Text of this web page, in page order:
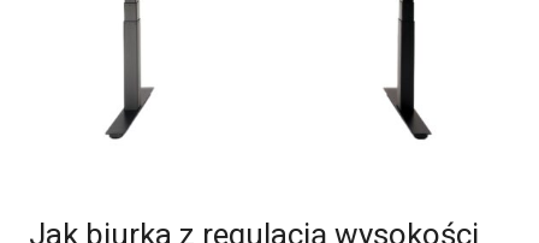
Jak biurka z regulacją wysokości